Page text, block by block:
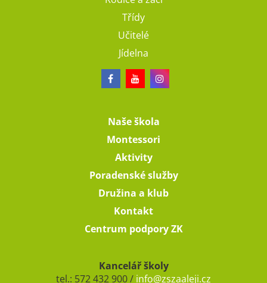
Třídy
Učitelé
Jídelna
Naše škola
Montessori
Aktivity
Poradenské služby
Družina a klub
Kontakt
Centrum podpory ZK
Kancelář školy
tel.: 572 432 900 / info@zszaaleji.cz